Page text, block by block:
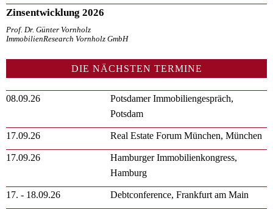
Zinsentwicklung 2026
Prof. Dr. Günter Vornholz
ImmobilienResearch Vornholz GmbH
DIE NÄCHSTEN TERMINE
08.09.26
Potsdamer Immobiliengespräch,
Potsdam
17.09.26 Real Estate Forum München, München
17.09.26
Hamburger Immobilienkongress,
Hamburg
17. - 18.09.26 Debtconference, Frankfurt am Main